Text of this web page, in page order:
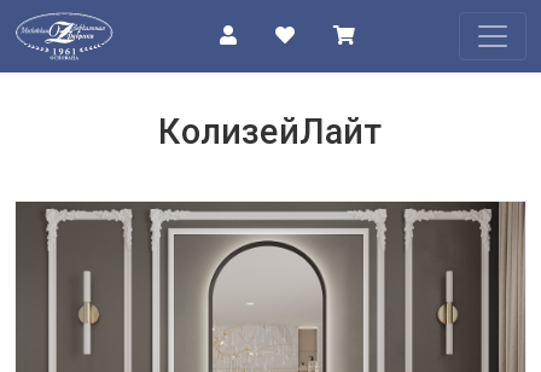
ПРОЕКТЫ
КОНТАКТЫ
КолизейЛайт